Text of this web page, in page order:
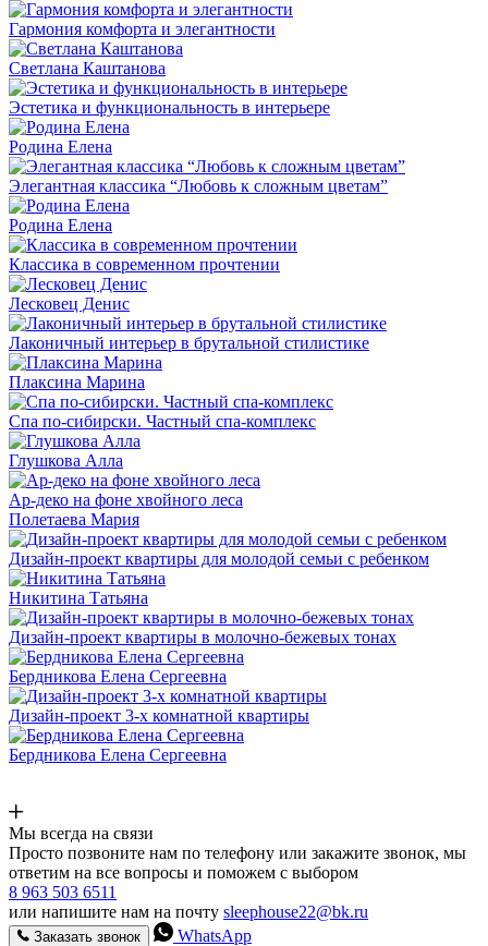
Гармония комфорта и элегантности
Светлана Каштанова
Эстетика и функциональность в интерьере
Родина Елена
Элегантная классика “Любовь к сложным цветам”
Родина Елена
Классика в современном прочтении
Лесковец Денис
Лаконичный интерьер в брутальной стилистике
Плаксина Марина
Спа по-сибирски. Частный спа-комплекс
Глушкова Алла
Ар-деко на фоне хвойного леса
Полетаева Мария
Дизайн-проект квартиры для молодой семьи с ребенком
Никитина Татьяна
Дизайн-проект квартиры в молочно-бежевых тонах
Бердникова Елена Сергеевна
Дизайн-проект 3-х комнатной квартиры
Бердникова Елена Сергеевна
Мы всегда на связи
Просто позвоните нам по телефону или закажите звонок, мы
ответим на все вопросы и поможем с выбором
8 963 503 6511
или напишите нам на почту sleephouse22@bk.ru
Заказать звонок
WhatsApp